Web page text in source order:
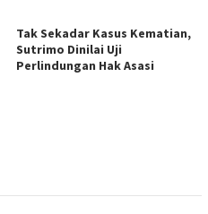
Tak Sekadar Kasus Kematian,
Sutrimo Dinilai Uji
Perlindungan Hak Asasi